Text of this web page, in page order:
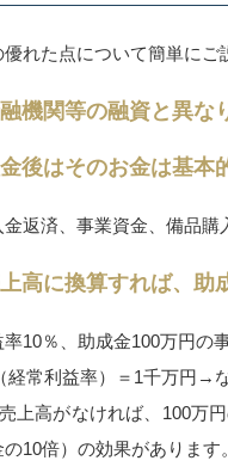
優れた点について簡単に
機関等の融資と異な
後はそのお金は基本
返済、事業資金、備品購
高に換算すれば、助
10％、助成金100万円の
経常利益率）＝1千万円→
上高がなければ、100万
10倍）の効果があります。